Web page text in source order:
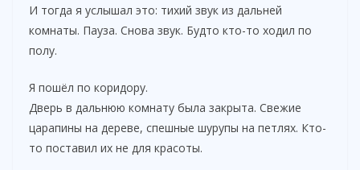
И тогда я услышал это: тихий звук из дальней
комнаты. Пауза. Снова звук. Будто кто-то ходил по
полу.
Я пошёл по коридору.
Дверь в дальнюю комнату была закрыта. Свежие
царапины на дереве, спешные шурупы на петлях. Кто-
то поставил их не для красоты.